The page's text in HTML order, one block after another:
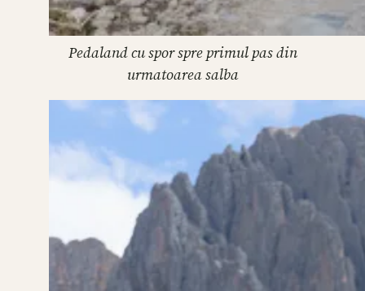
Pedaland cu spor spre primul pas din
urmatoarea salba